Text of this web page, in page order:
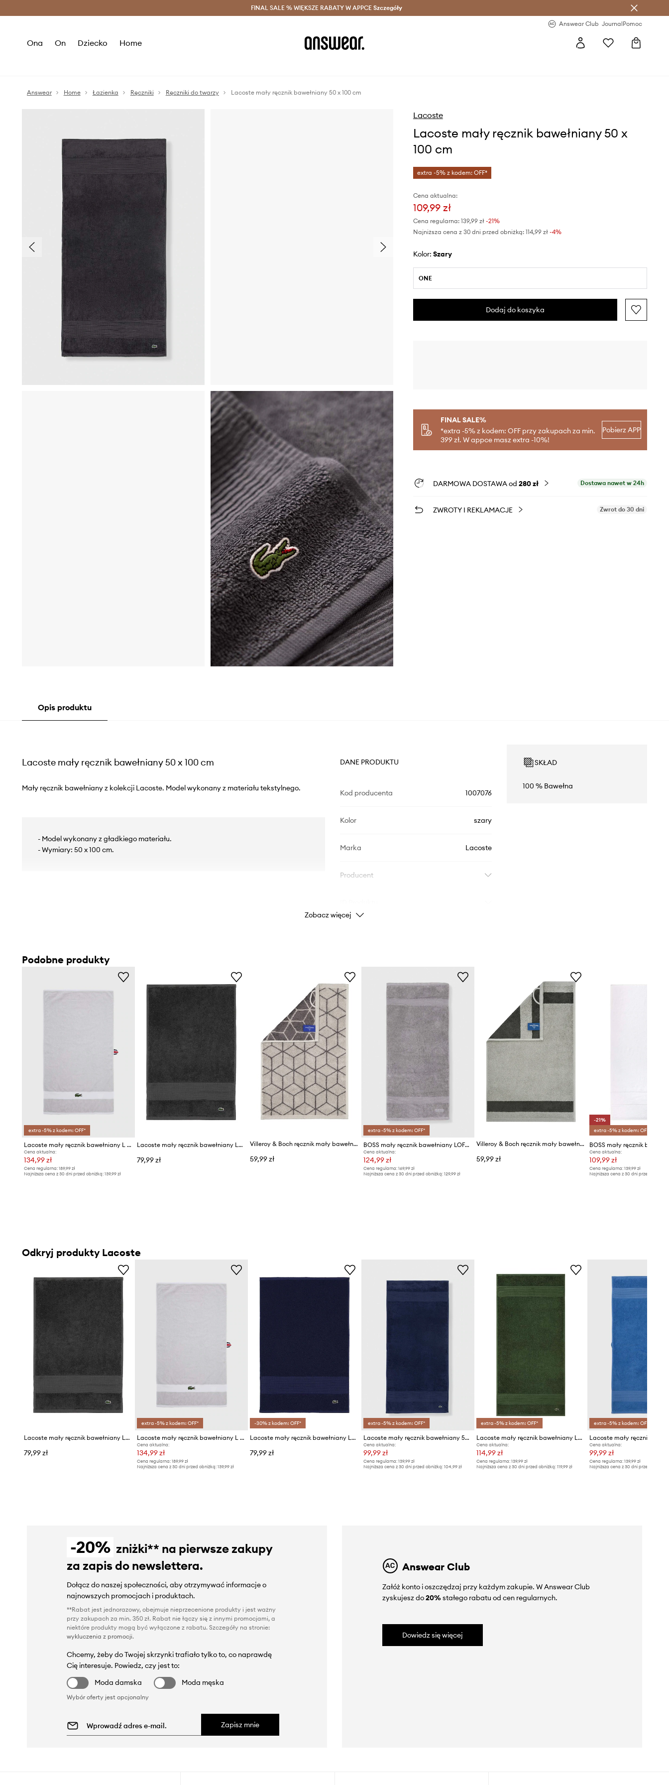
Oszczędzaj z Answear Club > Dostawa nawet w 24h >
FINAL SALE % WIĘKSZE RABATY W APPCE Szczegóły
Answear Club JournalPomoc
Ona On Dziecko Home
Answear Home Łazienka Ręczniki Ręczniki do twarzy Lacoste mały ręcznik bawełniany 50 x 100 cm
Lacoste
Lacoste mały ręcznik bawełniany 50 x
100 cm
extra -5% z kodem: OFF*
Cena aktualna:
109,99 zł
Cena regularna: 139,99 zł-21%
Najniższa cena z 30 dni przed obniżką: 114,99 zł -4%
Kolor: szary
ONE
Dodaj do koszyka
FINAL SALE%
*extra -5% z kodem: OFF przy zakupach za min.
399 zł. W appce masz extra -10%!
Pobierz APP
DARMOWA DOSTAWA od 280 zł Dostawa nawet w 24h
ZWROTY I REKLAMACJE Zwrot do 30 dni
Opis produktu
Lacoste mały ręcznik bawełniany 50 x 100 cm
Mały ręcznik bawełniany z kolekcji Lacoste. Model wykonany z materiału tekstylnego.
- Model wykonany z gładkiego materiału.
- Wymiary: 50 x 100 cm.
DANE PRODUKTU
Kod producenta 1007076
Kolor szary
Marka Lacoste
Producent
SKŁAD
100 % Bawełna
Zobacz więcej
Podobne produkty
extra -5% z kodem: OFF*
Lacoste mały ręcznik bawełniany L Casual Argent 55 x 100 cm
Cena aktualna:
134,99 zł
Cena regularna: 189,99 zł
Najniższa cena z 30 dni przed obniżką: 139,99 zł
Lacoste mały ręcznik bawełniany LLECROCO 40 x 60 cm
79,99 zł
Villeroy & Boch ręcznik mały bawełniany 30 x 50 cm
59,99 zł
extra -5% z kodem: OFF*
BOSS mały ręcznik bawełniany LOFT 50 x 100 cm
Cena aktualna:
124,99 zł
Cena regularna: 169,99 zł
Najniższa cena z 30 dni przed obniżką: 129,99 zł
Villeroy & Boch ręcznik mały bawełniany 30 x 50 cm
59,99 zł
-21%
extra -5% z kodem: OFF*
Cena aktualna:
109,99 zł
Cena regularna: 139,99 zł
Najniższa cena z 30 dni przed obniżką:
Odkryj produkty Lacoste
Lacoste mały ręcznik bawełniany LLECROCO 40 x 60 cm
79,99 zł
extra -5% z kodem: OFF*
Lacoste mały ręcznik bawełniany L Casual Argent 55 x 100 cm
Cena aktualna:
134,99 zł
Cena regularna:189,99 zł
Najniższa cena z 30 dni przed obniżką:139,99 zł
-30% z kodem: OFF*
Lacoste mały ręcznik bawełniany LLECROCO 40 x 60 cm
79,99 zł
extra -5% z kodem: OFF*
Lacoste mały ręcznik bawełniany 50 x 100 cm
Cena aktualna:
99,99 zł
Cena regularna: 139,99 zł
Najniższa cena z 30 dni przed obniżką: 104,99 zł
extra -5% z kodem: OFF*
Lacoste mały ręcznik bawełniany LLECROCO 50 x 100 cm
Cena aktualna:
114,99 zł
Cena regularna:139,99 zł
Najniższa cena z 30 dni przed obniżką:119,99 zł
extra -5% z kodem: OFF*
Cena aktualna:
99,99 zł
Cena regularna: 139,99 zł
Najniższa cena z 30 dni przed obniżką:
-20% zniżki** na pierwsze zakupy
za zapis do newslettera.
Dołącz do naszej społeczności, aby otrzymywać informacje o
najnowszych promocjach i produktach.
**Rabat jest jednorazowy, obejmuje nieprzecenione produkty i jest ważny
przy zakupach za min. 350 zł. Rabat nie łączy się z innymi promocjami, a
niektóre produkty mogą być wyłączone z rabatu. Szczegóły na stronie:
wykluczenia z promocji.
Chcemy, żeby do Twojej skrzynki trafiało tylko to, co naprawdę
Cię interesuje. Powiedz, czy jest to:
Moda damska
Moda męska
Wybór oferty jest opcjonalny
Zapisz mnie
Answear Club
Załóż konto i oszczędzaj przy każdym zakupie. W Answear Club
zyskujesz do20%stałego rabatu od cen regularnych.
Dowiedz się więcej